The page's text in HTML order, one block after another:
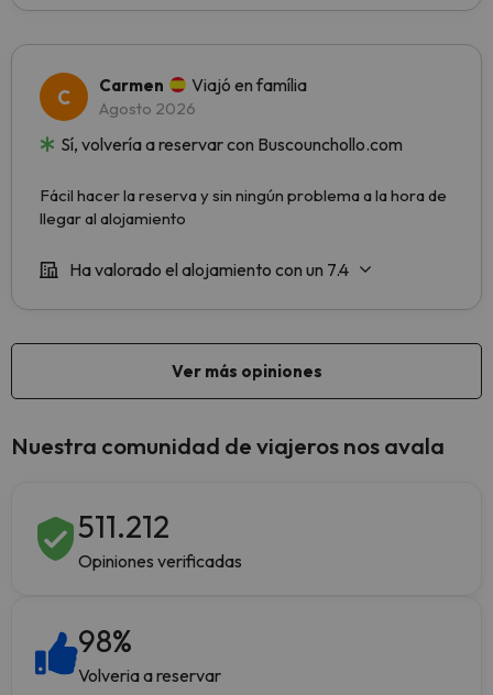
Nuestra comunidad de viajeros nos avala
511.212
Opiniones verificadas
98%
Volveria a reservar